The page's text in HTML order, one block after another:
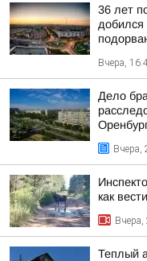
36 лет
добился
Вчера,
Дело
Вчера,
как
Вчера,
Теплый